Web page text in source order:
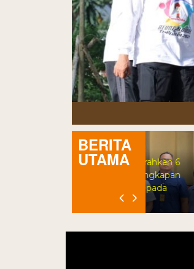
BERITA
UTAMA
Polsek Tambora Serahkan 6
Motor
Aplikasi
Pelaku
Polsek